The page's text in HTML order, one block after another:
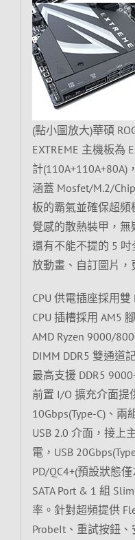
(點小圖放大)華碩
EXTREME 主機板為
計(110A+110A+80A)
涵蓋 Mosfet/M.2/
板的霸氣並確保超
覺感的散熱裝甲，無
還有不能不提的 5 吋
放動畫、自訂圖片，
CPU 供電插座採用雙
CPU 插槽採用 AM5
AMD Ryzen 9000/
DIMM DDR5 雙通道
最高支援 DDR5
前置 I/O 擴充介面提
10Gbps(Type-C)、兩
USB 2.0 介面，接上
電，USB
PD/QC4+(預設狀態
SATA Port & 1 組
率。針對超頻提供
ProbeIt、重試按鈕